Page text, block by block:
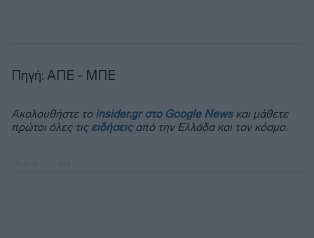
Πηγή: ΑΠΕ - ΜΠΕ
Ακολουθήστε το insider.gr στο Google Newsκαι μάθετε
πρώτοι όλες τις ειδήσειςαπό την Ελλάδα και τον κόσμο.